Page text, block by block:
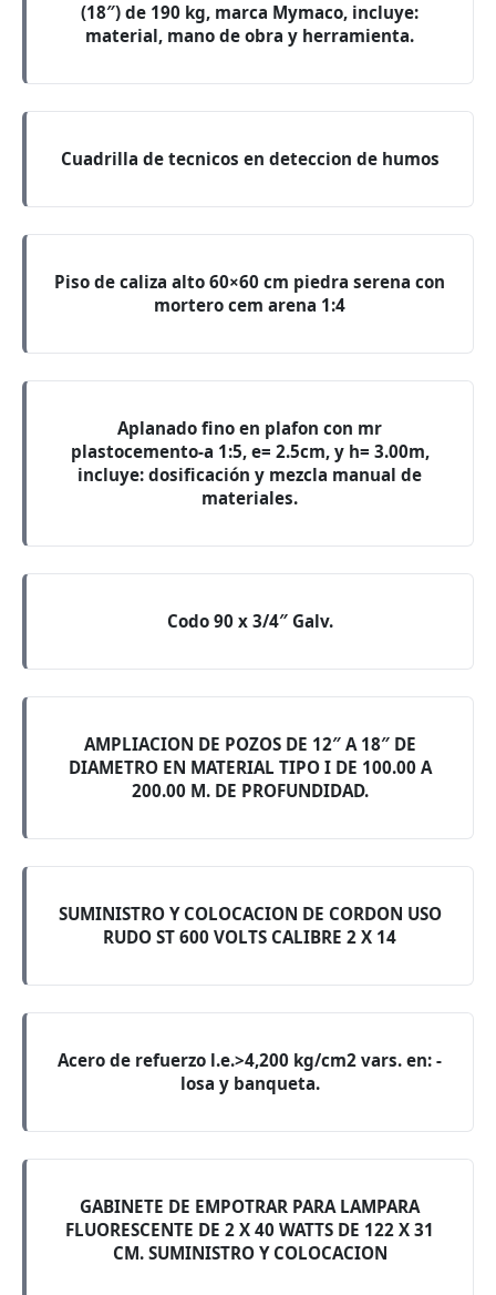
(18″) de 190 kg, marca Mymaco, incluye:
material, mano de obra y herramienta.
Cuadrilla de tecnicos en deteccion de humos
Piso de caliza alto 60×60 cm piedra serena con
mortero cem arena 1:4
Aplanado fino en plafon con mr
plastocemento-a 1:5, e= 2.5cm, y h= 3.00m,
incluye: dosificación y mezcla manual de
materiales.
Codo 90 x 3/4″ Galv.
AMPLIACION DE POZOS DE 12″ A 18″ DE
DIAMETRO EN MATERIAL TIPO I DE 100.00 A
200.00 M. DE PROFUNDIDAD.
SUMINISTRO Y COLOCACION DE CORDON USO
RUDO ST 600 VOLTS CALIBRE 2 X 14
Acero de refuerzo l.e.>4,200 kg/cm2 vars. en: -
losa y banqueta.
GABINETE DE EMPOTRAR PARA LAMPARA
FLUORESCENTE DE 2 X 40 WATTS DE 122 X 31
CM. SUMINISTRO Y COLOCACION